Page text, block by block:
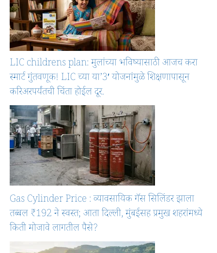
LIC childrens plan: मुलांच्या भविष्यासाठी आजच करा
स्मार्ट गुंतवणूक! LIC च्या या’3′ योजनांमुळे शिक्षणापासून
करिअरपर्यंतची चिंता होईल दूर.
Gas Cylinder Price : व्यावसायिक गॅस सिलिंडर झाला
तब्बल ₹192 ने स्वस्त; आता दिल्ली, मुंबईसह प्रमुख शहरांमध्ये
किती मोजावे लागतील पैसे?